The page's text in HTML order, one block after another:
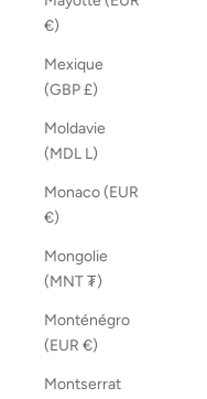
€)
Mexique
(GBP £)
Moldavie
(MDL L)
Monaco (EUR
€)
Mongolie
(MNT ₮)
Monténégro
(EUR €)
Montserrat